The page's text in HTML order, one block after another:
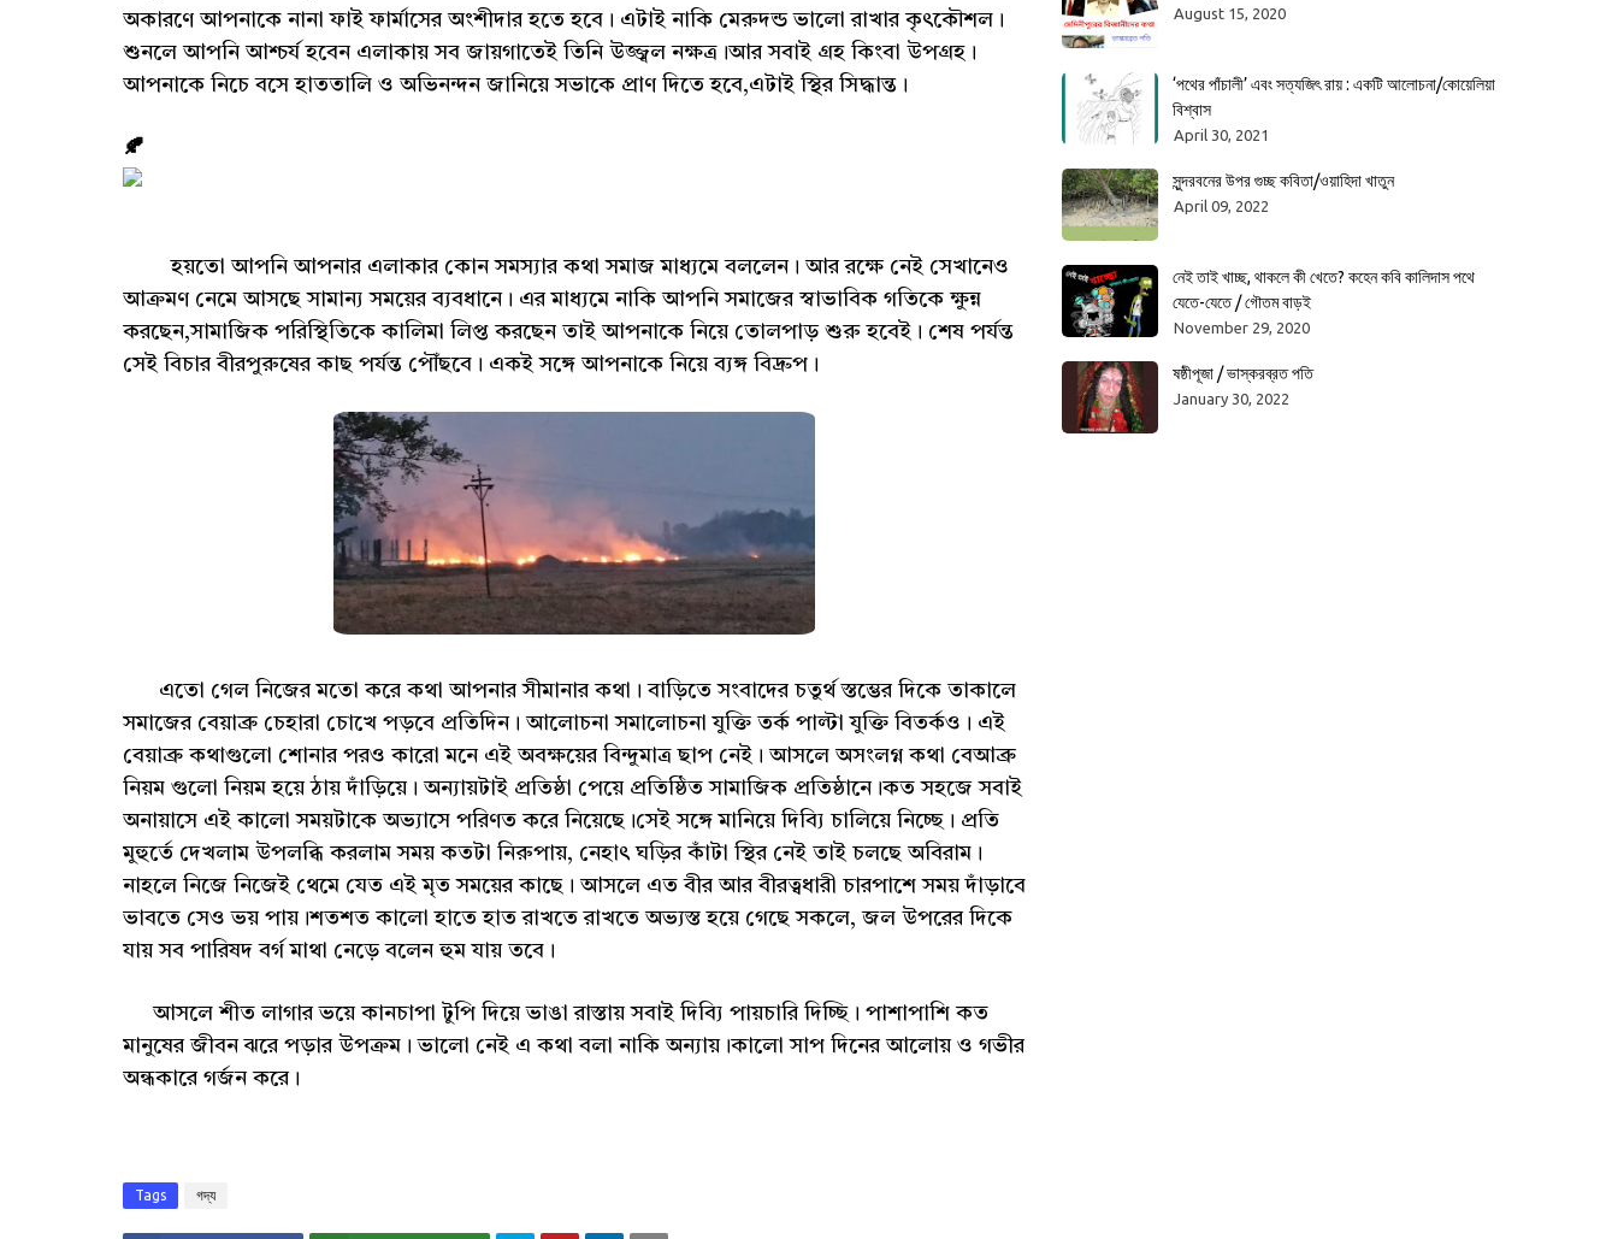
অকারণে আপনাকে নানা ফাই ফার্মাসের অংশীদার হতে হবে। এটাই নাকি মেরুদন্ড ভালো রাখার কৃৎকৌশল।
শুনলে আপনি আশ্চর্য হবেন এলাকায় সব জায়গাতেই তিনি উজ্জ্বল নক্ষত্র।আর সবাই গ্রহ কিংবা উপগ্রহ।
আপনাকে নিচে বসে হাততালি ও অভিনন্দন জানিয়ে সভাকে প্রাণ দিতে হবে,এটাই স্থির সিদ্ধান্ত।
🍂
হয়তো আপনি আপনার এলাকার কোন সমস্যার কথা সমাজ মাধ্যমে বললেন। আর রক্ষে নেই সেখানেও
আক্রমণ নেমে আসছে সামান্য সময়ের ব্যবধানে। এর মাধ্যমে নাকি আপনি সমাজের স্বাভাবিক গতিকে ক্ষুন্ন
করছেন,সামাজিক পরিস্থিতিকে কালিমা লিপ্ত করছেন তাই আপনাকে নিয়ে তোলপাড় শুরু হবেই। শেষ পর্যন্ত
সেই বিচার বীরপুরুষের কাছ পর্যন্ত পৌঁছবে। একই সঙ্গে আপনাকে নিয়ে ব্যঙ্গ বিদ্রুপ।
এতো গেল নিজের মতো করে কথা আপনার সীমানার কথা। বাড়িতে সংবাদের চতুর্থ স্তম্ভের দিকে তাকালে
সমাজের বেয়াব্রু চেহারা চোখে পড়বে প্রতিদিন। আলোচনা সমালোচনা যুক্তি তর্ক পাল্টা যুক্তি বিতর্কও। এই
বেয়াব্রু কথাগুলো শোনার পরও কারো মনে এই অবক্ষয়ের বিন্দুমাত্র ছাপ নেই। আসলে অসংলগ্ন কথা বেআব্রু
নিয়ম গুলো নিয়ম হয়ে ঠায় দাঁড়িয়ে। অন্যায়টাই প্রতিষ্ঠা পেয়ে প্রতিষ্ঠিত সামাজিক প্রতিষ্ঠানে।কত সহজে সবাই
অনায়াসে এই কালো সময়টাকে অভ্যাসে পরিণত করে নিয়েছে।সেই সঙ্গে মানিয়ে দিব্যি চালিয়ে নিচ্ছে। প্রতি
মুহুর্তে দেখলাম উপলব্ধি করলাম সময় কতটা নিরুপায়, নেহাৎ ঘড়ির কাঁটা স্থির নেই তাই চলছে অবিরাম।
নাহলে নিজে নিজেই থেমে যেত এই মৃত সময়ের কাছে। আসলে এত বীর আর বীরত্বধারী চারপাশে সময় দাঁড়াবে
ভাবতে সেও ভয় পায়।শতশত কালো হাতে হাত রাখতে রাখতে অভ্যস্ত হয়ে গেছে সকলে, জল উপরের দিকে
যায় সব পারিষদ বর্গ মাথা নেড়ে বলেন হুম যায় তবে।
আসলে শীত লাগার ভয়ে কানচাপা টুপি দিয়ে ভাঙা রাস্তায় সবাই দিব্যি পায়চারি দিচ্ছি। পাশাপাশি কত
মানুষের জীবন ঝরে পড়ার উপক্রম। ভালো নেই এ কথা বলা নাকি অন্যায়।কালো সাপ দিনের আলোয় ও গভীর
অন্ধকারে গর্জন করে।
Tags গদ্য
August 15, 2020
‘পথের পাঁচালী’ এবং সত্যজিৎ রায় : একটি আলোচনা/কোয়েলিয়া
বিশ্বাস
April 30, 2021
সুন্দরবনের উপর গুচ্ছ কবিতা/ওয়াহিদা খাতুন
April 09, 2022
নেই তাই খাচ্ছ, থাকলে কী খেতে? কহেন কবি কালিদাস পথে
যেতে-যেতে / গৌতম বাড়ই
November 29, 2020
ষষ্ঠীপূজা / ভাস্করব্রত পতি
January 30, 2022